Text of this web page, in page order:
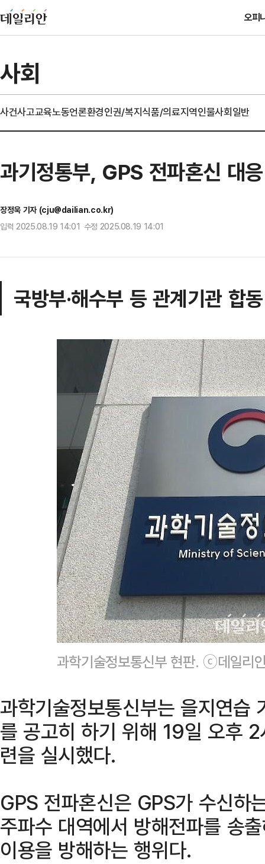
오피
사회
사건사고교육노동언론환경인권/복지식품/의료지역인물사회일반
과기정통부, GPS 전파혼신 대
장정욱 기자 (cju@dailian.co.kr)
입력 2025.08.19 14:01 수정 2025.08.19 14:01
국방부·해수부 등 관계기관 합동
과학기술정보통신부 현판. ⓒ데일리
과학기술정보통신부는 을지연습
를 공고히 하기 위해 19일 오후
련을 실시했다.
GPS 전파혼신은 GPS가 수신하
주파수 대역에서 방해전파를 송
이용을 방해하는 행위다.